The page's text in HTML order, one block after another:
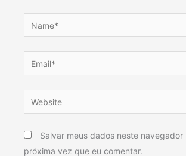
Email*
Website
Salvar meus dados neste navegador
próxima vez que eu comentar.